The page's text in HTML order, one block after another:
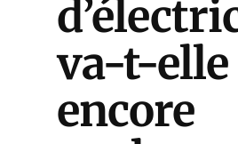
va-t-elle
encore